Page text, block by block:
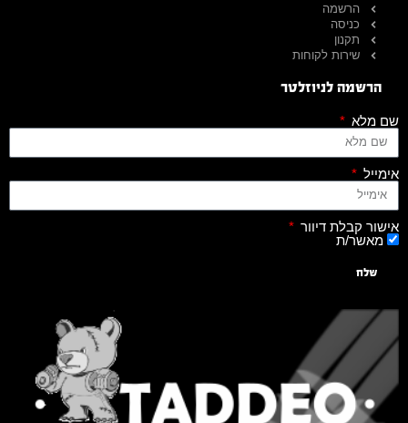
הרשמה
כניסה
תקנון
שירות לקוחות
הרשמה לניוזלטר
שם מלא
אימייל
אישור קבלת דיוור
מאשר/ת
שלח